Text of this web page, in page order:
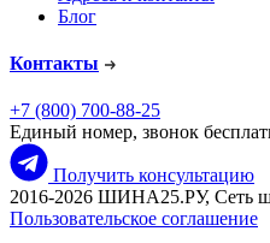
Блог
Контакты
+7 (800) 700-88-25
Единый номер, звонок
Получить консультацию
2016-2026 ШИНА25.РУ, Сеть
Пользовательское соглашение